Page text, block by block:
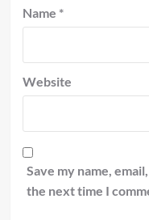
Name *
Website
Save my name,
the next time I